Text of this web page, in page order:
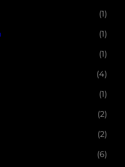
(1)
(1)
(1)
(4)
(1)
(2)
(2)
(6)